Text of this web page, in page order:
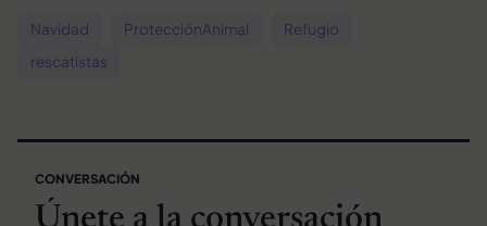
Navidad ProtecciónAnimal
Refugio
rescatistas
CONVERSACIÓN